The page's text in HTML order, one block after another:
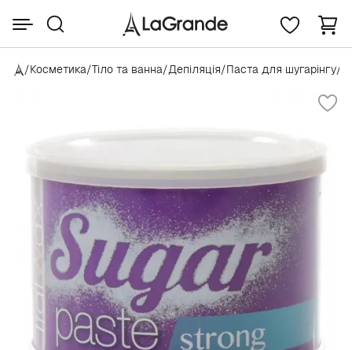
/Косметика/Тіло та ванна/Депіляція/Паста для шугарінгу/